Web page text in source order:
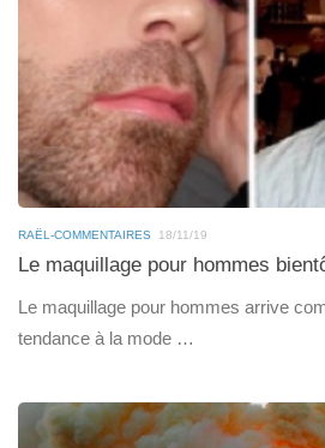
RAËL-COMMENTAIRES 18/11/19
Le maquillage pour hommes
Le maquillage pour hommes arrive
tendance à la mode …